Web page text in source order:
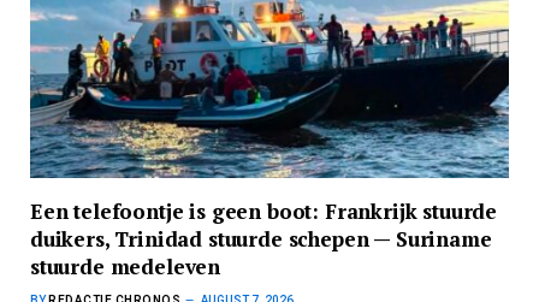
Een telefoontje is geen boot: Frankrijk stuurde
duikers, Trinidad stuurde schepen — Suriname
stuurde medeleven